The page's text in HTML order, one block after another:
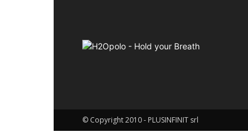
© Copyright 2010 - PLUSINFINIT srl